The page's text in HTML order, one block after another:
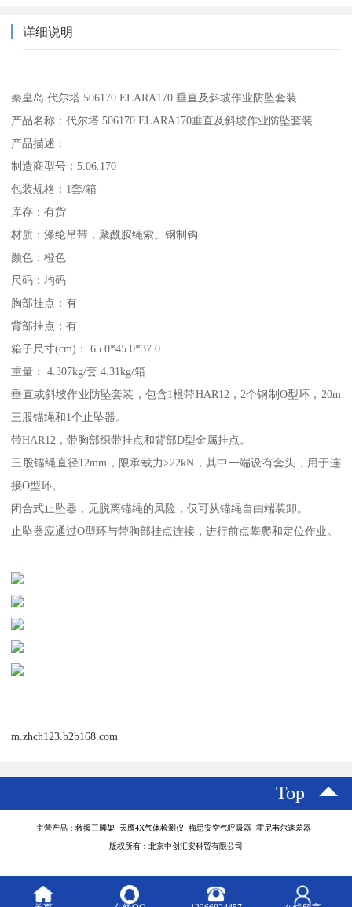
详细说明
秦皇岛 代尔塔 506170 ELARA170 垂直及斜坡作业防坠套装
产品名称：代尔塔 506170 ELARA170垂直及斜坡作业防坠套装
产品描述：
制造商型号：5.06.170
包装规格：1套/箱
库存：有货
材质：涤纶吊带，聚酰胺绳索。钢制钩
颜色：橙色
尺码：均码
胸部挂点：有
背部挂点：有
箱子尺寸(cm)： 65.0*45.0*37.0
重量： 4.307kg/套 4.31kg/箱
垂直或斜坡作业防坠套装，包含1根带HAR12，2个钢制O型环，20m
三股锚绳和1个止坠器。
带HAR12，带胸部织带挂点和背部D型金属挂点。
三股锚绳直径12mm，限承载力>22kN，其中一端设有套头，用于连
接O型环。
闭合式止坠器，无脱离锚绳的风险，仅可从锚绳自由端装卸。
止坠器应通过O型环与带胸部挂点连接，进行前点攀爬和定位作业。
m.zhch123.b2b168.com
Top
主营产品：救援三脚架 天鹰4X气体检测仪 梅思安空气呼吸器 霍尼韦尔速差器
版权所有：北京中创汇安科贸有限公司